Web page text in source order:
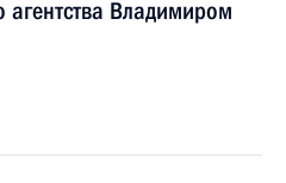
агентства Владимиром